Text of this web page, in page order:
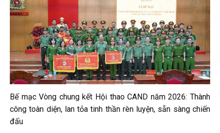
Bế mạc Vòng chung kết Hội thao CAND năm 2026: Thành
công toàn diện, lan tỏa tinh thần rèn luyện, sẵn sàng chiến
đấu